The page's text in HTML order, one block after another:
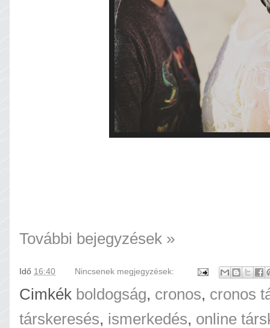
További bejegyzések »
Idő 16:40 Nincsenek megjegyzések:
Cimkék boldogság, cronos, cronos
társkeresés, ismerkedés, online